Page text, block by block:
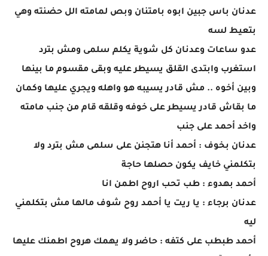
عدنان باس جبين ابوه بامتنان وبص لمامته الل حضنته وهي
بتعيط لسه
عدو ساعات وعدنان كل شوية يكلم سلمى ومش بترد
استغرب وابتدى القلق يسيطر عليه وبقى مقسوم ما بينها
وبين أخوه .. مش قادر يسيبه هو واهله ويجري عليها وكمان
ما بقاش قادر يسيطر على خوفه وقلقه قام من جنب مامته
واخد أحمد على جنب
عدنان بخوف : أحمد أنا هتجنن على سلمى مش بترد ولا
بتكلمني خايف يكون حصلها حاجة
أحمد بهدوء : طب تحب اروح اطمن انا
عدنان برجاء : يا ريت يا أحمد روح شوف مالها مش بتكلمني
ليه
أحمد طبطب على كتفه : حاضر ولا يهمك هروح اطمنك عليها